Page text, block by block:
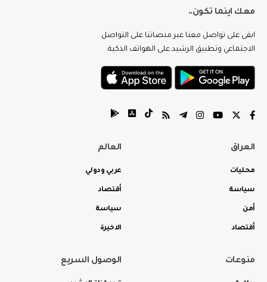
معك اينما تكون..
ابقى على تواصل معنا عبر منصاتنا على التواصل
الاجتماعي وتطبيق الرشيد على الهواتف الذكية.
العراق
محليات
سياسة
أمن
أقتصاد
العالم
عربي ودولي
أقتصاد
سياسة
الاخيرة
منوعات الوصول السريع